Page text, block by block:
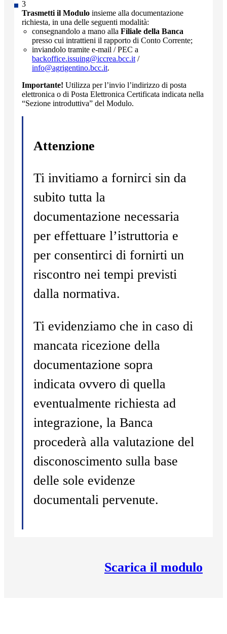
Trasmetti il Modulo insieme alla documentazione
richiesta, in una delle seguenti modalità:
consegnandolo a mano alla Filiale della Banca
presso cui intrattieni il rapporto di Conto Corrente;
inviandolo tramite e-mail / PEC a
backoffice.issuing@iccrea.bcc.it /
info@agrigentino.bcc.it.
Importante! Utilizza per l’invio l’indirizzo di posta
elettronica o di Posta Elettronica Certificata indicata nella
“Sezione introduttiva” del Modulo.
Attenzione
Ti invitiamo a fornirci sin da
subito tutta la
documentazione necessaria
per effettuare l’istruttoria e
per consentirci di fornirti un
riscontro nei tempi previsti
dalla normativa.
Ti evidenziamo che in caso di
mancata ricezione della
documentazione sopra
indicata ovvero di quella
eventualmente richiesta ad
integrazione, la Banca
procederà alla valutazione del
disconoscimento sulla base
delle sole evidenze
documentali pervenute.
Scarica il modulo